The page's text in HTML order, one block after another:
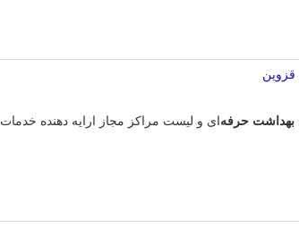
قزوین
بهداشت حرفه‌ای و لیست مراکز مجاز ارایه دهنده خدمات